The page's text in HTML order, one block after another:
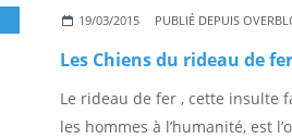
ACTES SUD
19/03/2015 PUBLIÉ DEPUIS
Les Chiens du rideau de fer
Le rideau de fer , cette insulte
les hommes à l’humanité, est